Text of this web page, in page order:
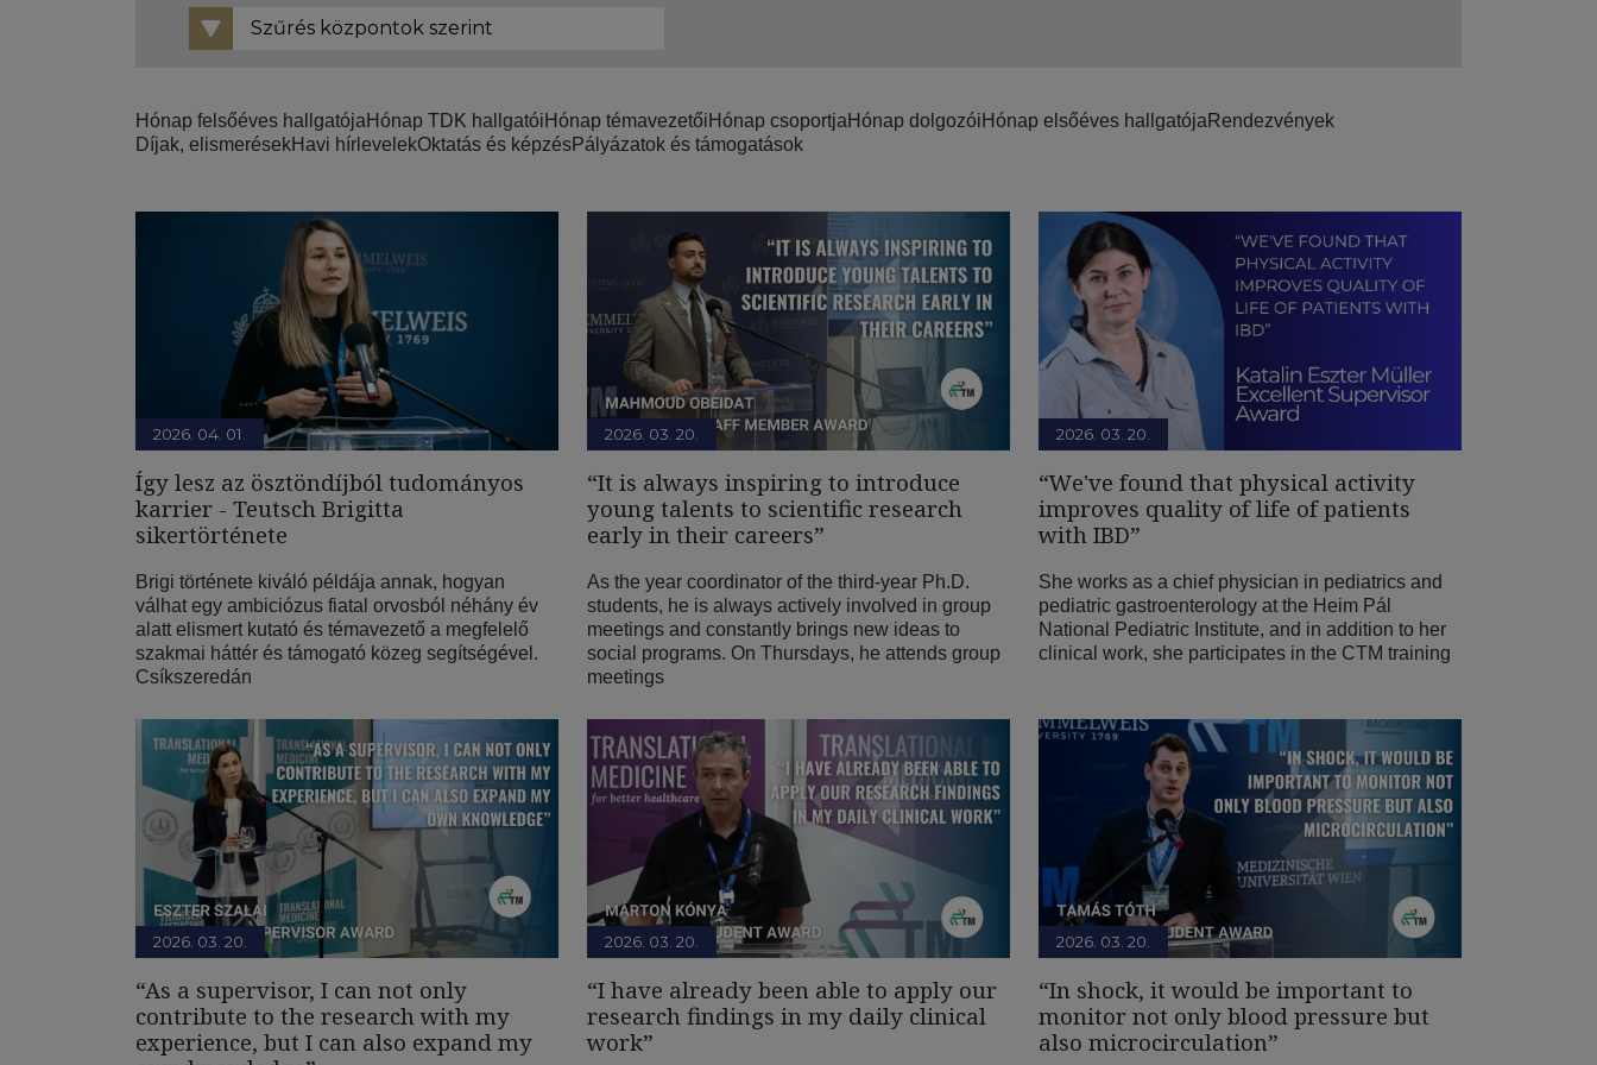
Hónap felsőéves hallgatója Hónap TDK hallgatói Hónap témavezetői Hónap csoportja Hónap dolgozói Hónap elsőéves hallgatója Rendezvények
Díjak, elismerésekHavi hírlevelekOktatás és képzésPályázatok és támogatások
2026. 04. 01.
Így lesz az ösztöndíjból tudományos
karrier - Teutsch Brigitta
sikertörténete
Brigi története kiváló példája annak, hogyan
válhat egy ambiciózus fiatal orvosból néhány év
alatt elismert kutató és témavezető a megfelelő
szakmai háttér és támogató közeg segítségével.
Csíkszeredán
2026. 03. 20.
“It is always inspiring to introduce
young talents to scientific research
early in their careers”
As the year coordinator of the third-year Ph.D.
students, he is always actively involved in group
meetings and constantly brings new ideas to
social programs. On Thursdays, he attends group
meetings
2026. 03. 20.
“We've found that physical activity
improves quality of life of patients
with IBD”
She works as a chief physician in pediatrics and
pediatric gastroenterology at the Heim Pál
National Pediatric Institute, and in addition to her
clinical work, she participates in the CTM training
2026. 03. 20.
“As a supervisor, I can not only
contribute to the research with my
experience, but I can also expand my
2026. 03. 20.
“I have already been able to apply our
research findings in my daily clinical
work”
2026. 03. 20.
“In shock, it would be important to
monitor not only blood pressure but
also microcirculation”